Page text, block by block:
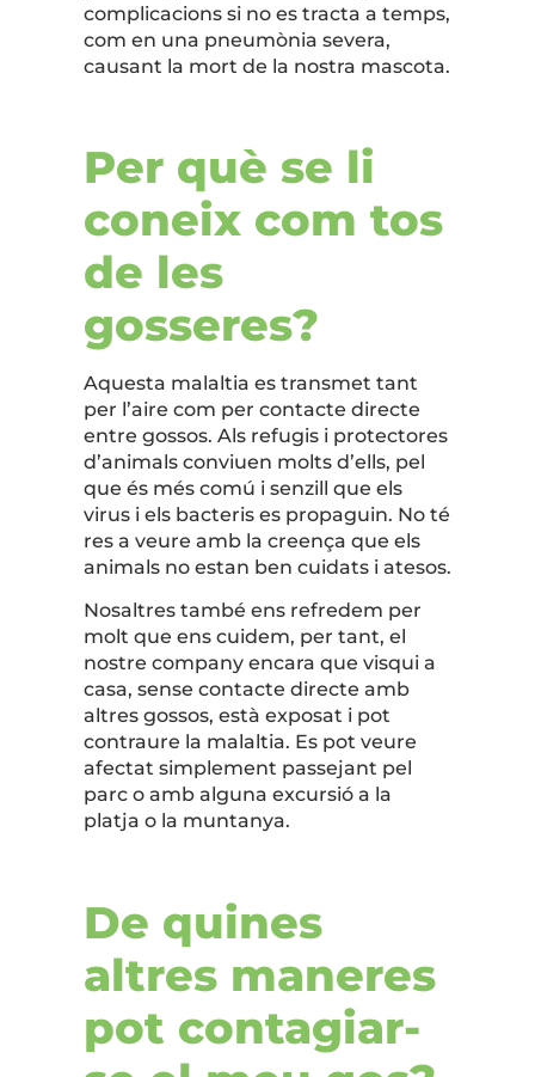
complicacions si no es tracta a temps,
com en una pneumònia severa,
causant la mort de la nostra mascota.
Per què se li
coneix com tos
de les
gosseres?
Aquesta malaltia es transmet tant
per l’aire com per contacte directe
entre gossos. Als refugis i protectores
d’animals conviuen molts d’ells, pel
que és més comú i senzill que els
virus i els bacteris es propaguin. No té
res a veure amb la creença que els
animals no estan ben cuidats i atesos.
Nosaltres també ens refredem per
molt que ens cuidem, per tant, el
nostre company encara que visqui a
casa, sense contacte directe amb
altres gossos, està exposat i pot
contraure la malaltia. Es pot veure
afectat simplement passejant pel
parc o amb alguna excursió a la
platja o la muntanya.
De quines
altres maneres
pot contagiar-